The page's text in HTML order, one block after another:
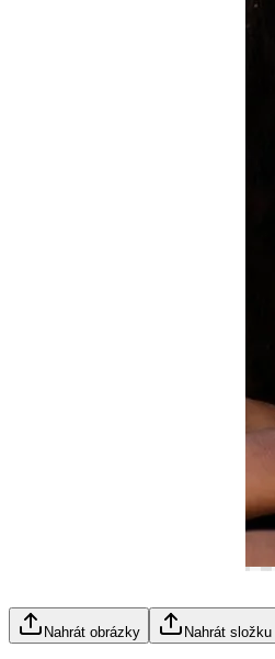
Nahrát obrázky Nahrát složku